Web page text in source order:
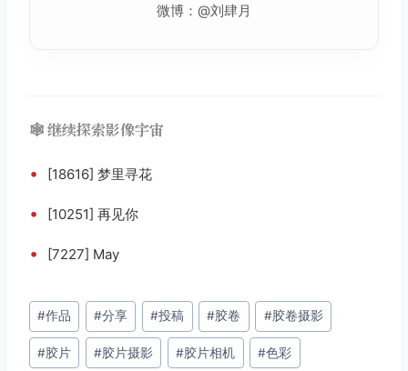
微博：@刘肆月
🕸️ 继续探索影像宇宙
• [18616] 梦里寻花
• [10251] 再见你
• [7227] May
文
章
标
#作品 #分享 #投稿 #胶卷 #胶卷摄影
#胶片 #胶片摄影 #胶片相机 #色彩